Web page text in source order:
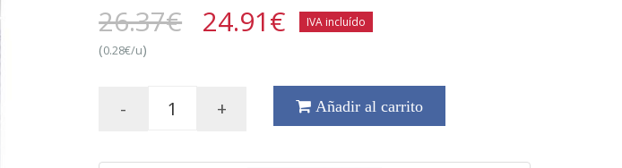
26.37€ 24.91€ IVA incluído
(0.28€/u)
- + Añadir al carrito